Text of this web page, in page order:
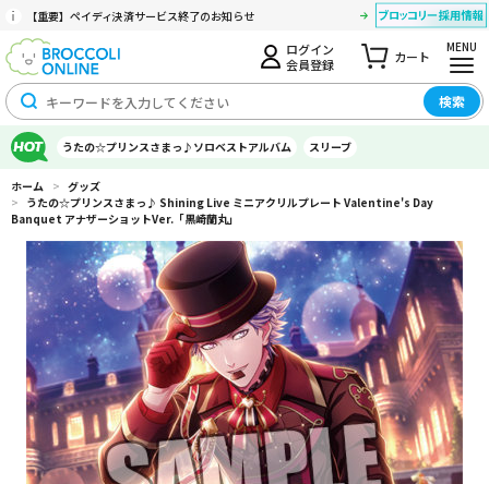
【重要】ペイディ決済サービス終了のお知らせ
ログイン
会員登録
カート
MENU
検索
うたの☆プリンスさまっ♪ソロベストアルバム スリーブ
ホーム > グッズ
> うたの☆プリンスさまっ♪ Shining Live ミニアクリルプレート Valentine's Day
Banquet アナザーショットVer.「黒崎蘭丸」